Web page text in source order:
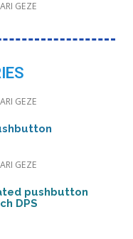
pushbutton
DPS